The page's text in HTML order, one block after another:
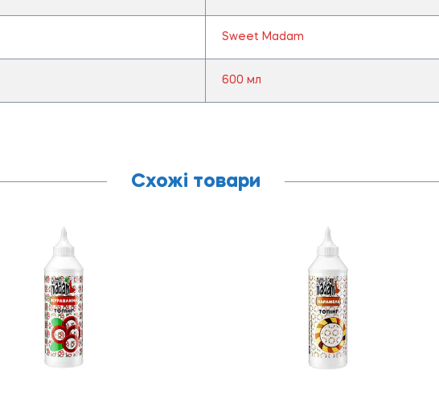
Sweet Madam
600 мл
Схожі товари